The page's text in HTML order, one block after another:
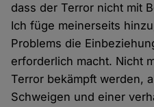
dass der Terror nicht mit
Ich füge meinerseits
Problems die
erforderlich macht. Nicht
Terror bekämpft werden,
Schweigen und einer